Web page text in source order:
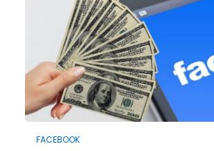
FACEBOOK